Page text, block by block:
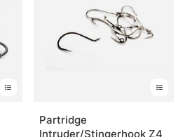
Partridge
Intruder/Stingerhook Z4